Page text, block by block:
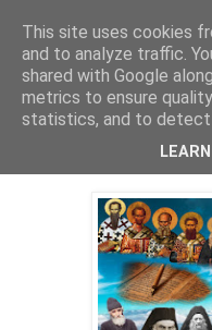
27 Ιουλ 2020
Ἀπόσταγμα
This site uses cookies
and to analyze traffic.
shared with Google
metrics to ensure
statistics, and to detect